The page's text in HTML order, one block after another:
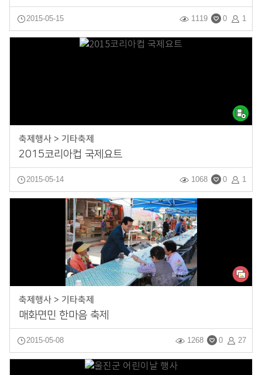
2015-05-15 1
0
1119
축제행사 > 기타축제
2015코리아컵 국제요트
2015-05-14 1
0
1068
축제행사 > 기타축제
매화면민 한마음 축제
2015-05-08 27
0
1268